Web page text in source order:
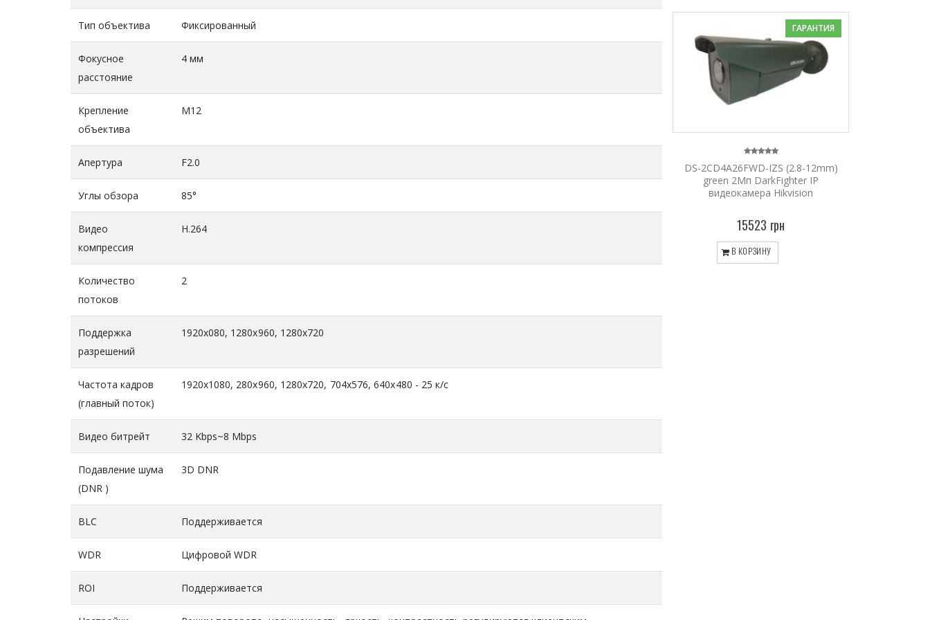
Тип объектива Фиксированный
Фокусное
расстояние
4 мм
Крепление
объектива
М12
Апертура F2.0
Углы обзора 85°
Видео
компрессия
H.264
Количество
потоков
2
Поддержка
разрешений
1920x080, 1280x960, 1280x720
Частота кадров
(главный поток)
1920x1080, 280x960, 1280x720, 704x576, 640x480 - 25 к/с
Видео битрейт 32 Kbps~8 Mbps
Подавление шума
(DNR )
3D DNR
BLC Поддерживается
WDR Цифровой WDR
ROI Поддерживается
ГАРАНТИЯ
DS-2CD4A26FWD-IZS (2.8-12mm)
green 2Мп DarkFighter IP
видеокамера Hikvision
15523 грн
В КОРЗИНУ